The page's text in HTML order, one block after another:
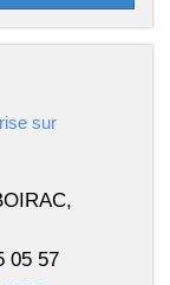
sur
05 57